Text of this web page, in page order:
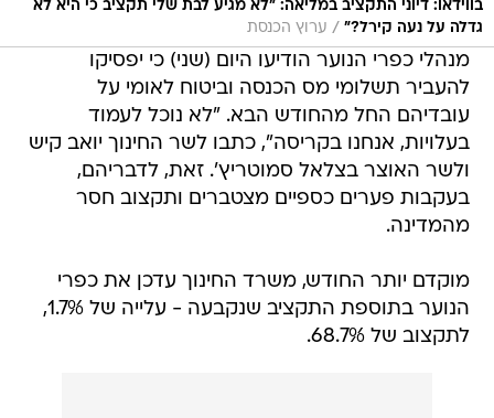
בווידאו: דיוני התקציב במליאה: "לא מגיע לבת שלי תקציב כי היא לא
גדלה על נעה קירל?" / ערוץ הכנסת
מנהלי כפרי הנוער הודיעו היום (שני) כי יפסיקו
להעביר תשלומי מס הכנסה וביטוח לאומי על
עובדיהם החל מהחודש הבא. "לא נוכל לעמוד
בעלויות, אנחנו בקריסה", כתבו לשר החינוך יואב קיש
ולשר האוצר בצלאל סמוטריץ'. זאת, לדבריהם,
בעקבות פערים כספיים מצטברים ותקצוב חסר
מהמדינה.
מוקדם יותר החודש, משרד החינוך עדכן את כפרי
הנוער בתוספת התקציב שנקבעה - עלייה של 1.7%,
לתקצוב של 68.7%.